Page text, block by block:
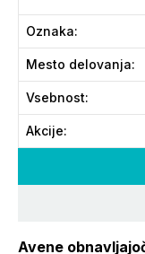
Avene
Oznaka:
Mesto delovanja:
Vsebnost:
Akcije: